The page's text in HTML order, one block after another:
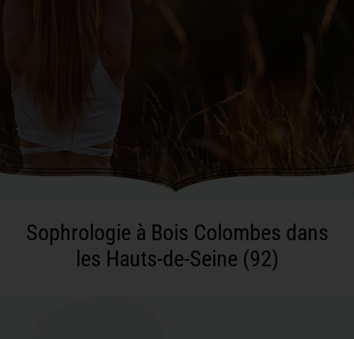
Sophrologie à Bois Colombes dans
les Hauts-de-Seine (92)